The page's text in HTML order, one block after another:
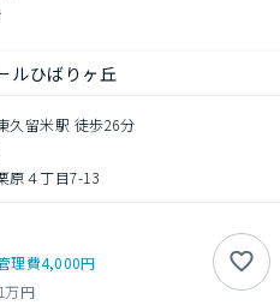
ルひばりヶ丘
久留米駅 徒歩26分
原４丁目7-13
理費4,000円
万円